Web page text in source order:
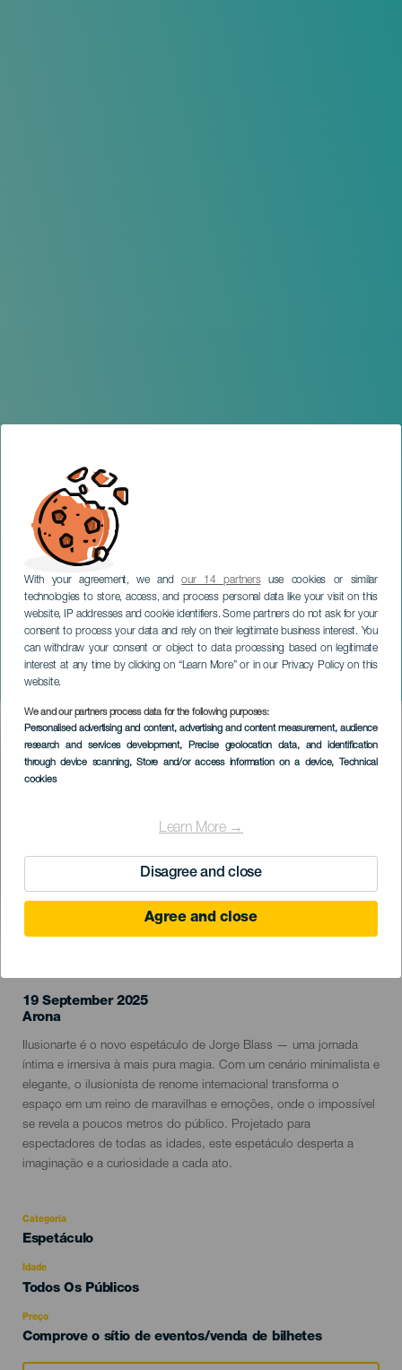
With your agreement, we andour 14 partnersuse cookies or similar
technologies to store, access, and process personal data like your visit on this
website, IP addresses and cookie identifiers. Some partners do not ask for your
consent to process your data and rely on their legitimate business interest. You
can withdraw your consent or object to data processing based on legitimate
interest at any time by clicking on “Learn More” or in our Privacy Policy on this
website.
We and our partners process data for the following purposes:
Personalised advertising and content, advertising and content measurement, audience
research and services development, Precise geolocation data, and identification
through device scanning, Store and/or access information on a device, Technical
cookies
Learn More →
Disagree and close
Agree and close
Ilusão de Jorge Blass
TENERIFE
Imagen
Listado
19 September 2025
Localidad
Arona
Descripción
del
evento
Ilusionarte é o novo espetáculo de Jorge Blass — uma jornada
íntima e imersiva à mais pura magia. Com um cenário minimalista e
elegante, o ilusionista de renome internacional transforma o
espaço em um reino de maravilhas e emoções, onde o impossível
se revela a poucos metros do público. Projetado para
espectadores de todas as idades, este espetáculo desperta a
imaginação e a curiosidade a cada ato.
Categoria
Categoría
evento
Espetáculo
Idade
Edad
Todos Os Públicos
Preço
Comprove o sítio de eventos/venda de bilhetes